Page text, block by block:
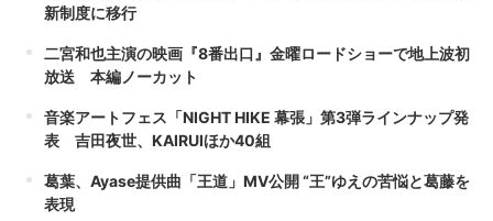
新制度に移行
二宮和也主演の映画『8番出口』金曜ロードショーで地上波初
放送 本編ノーカット
音楽アートフェス「NIGHT HIKE 幕張」第3弾ラインナップ発
表 吉田夜世、KAIRUIほか40組
葛葉、Ayase提供曲「王道」MV公開 “王”ゆえの苦悩と葛藤を
表現